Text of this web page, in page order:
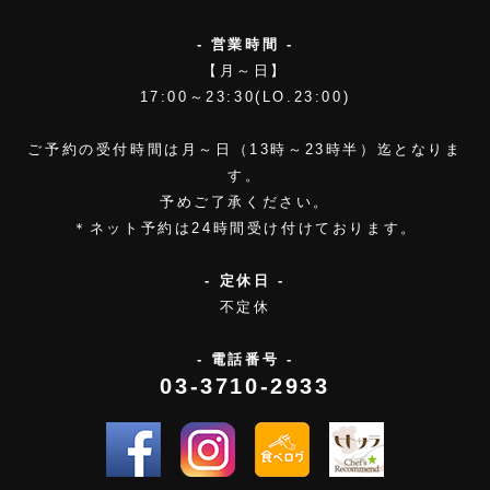
- 営業時間 -
【月～日】
17:00～23:30(LO.23:00)
ご予約の受付時間は月～日（13時～23時半）迄となりま
す。
予めご了承ください。
＊ネット予約は24時間受け付けております。
- 定休日 -
不定休
- 電話番号 -
03-3710-2933